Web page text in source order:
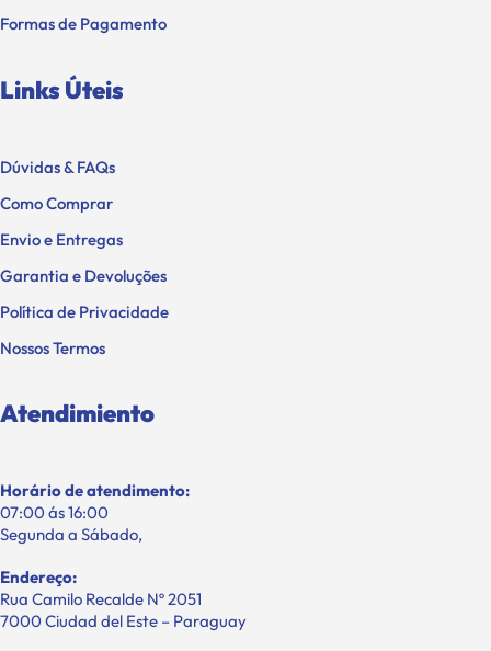
Formas de Pagamento
Links Úteis
Dúvidas & FAQs
Como Comprar
Envio e Entregas
Garantia e Devoluções
Política de Privacidade
Nossos Termos
Atendimiento
Horário de atendimento:
07:00 ás 16:00
Segunda a Sábado,
Endereço:
Rua Camilo Recalde Nº 2051
7000 Ciudad del Este – Paraguay